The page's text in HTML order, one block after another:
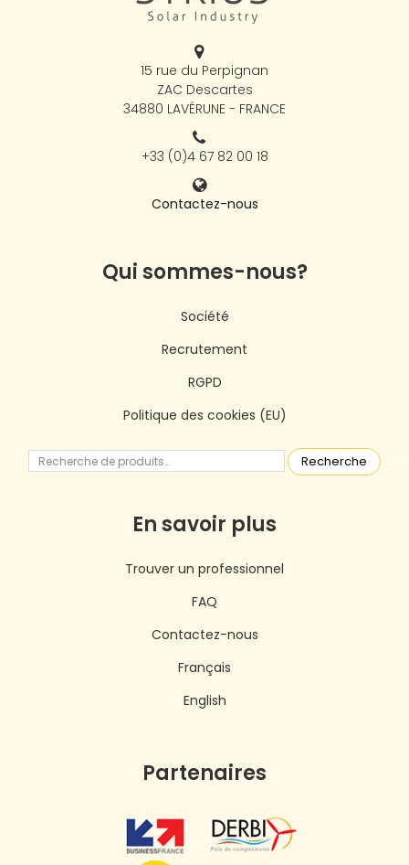
15 rue du Perpignan
ZAC Descartes
34880 LAVÉRUNE - FRANCE
+33 (0)4 67 82 00 18
Contactez-nous
Qui sommes-nous?
Société
Recrutement
RGPD
Politique des cookies (EU)
Recherche
En savoir plus
Trouver un professionnel
FAQ
Contactez-nous
Français
English
Partenaires